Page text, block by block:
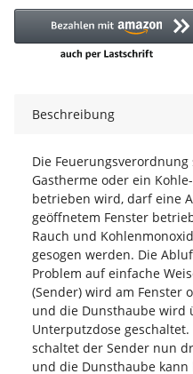
Beschreibung
Die
Gastherme oder ein
betrieben wird, darf eine
geöffnetem Fenster
Rauch und
gesogen werden. Die
Problem auf einfache
(Sender) wird am Fenster
und die Dunsthaube wird
Unterputzdose
schaltet der Sender nun
und die Dunsthaube